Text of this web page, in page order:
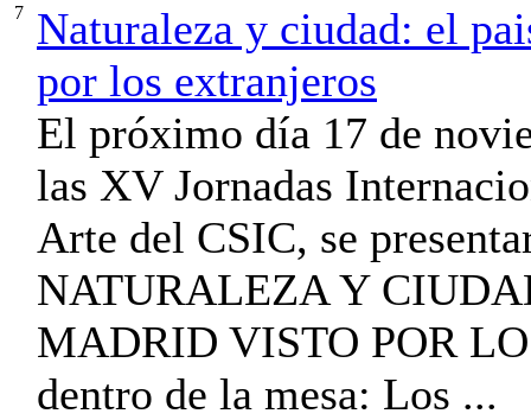
7
Naturaleza y ciudad: el
por los extranjeros
El próximo día 17 de
las XV Jornadas
Arte del CSIC, se
NATURALEZA Y
MADRID VISTO POR
dentro de la mesa: Los ...